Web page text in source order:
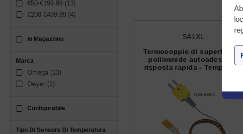
€50-€199.99 (13)
€200-€499.99 (4)
In Magazzino
sku_availability_it
Marca
Omega (13)
Dwyer (1)
Configurabile
configurable
Tipo Di Sensore Di Temperatura
SA1XL
Termocoppie di superficie
poliimmide autoadesive a
risposta rapida - Temperat...